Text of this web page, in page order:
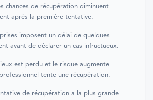
chances de récupération diminuent
après la première tentative.
imposent un délai de quelques
avant de déclarer un cas infructueux.
est perdu et le risque augmente
tente une récupération.
de récupération a la plus grande